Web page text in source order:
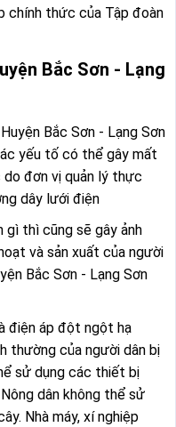
chính thức của Tập đoàn
Bắc Sơn - Lạng
Bắc Sơn - Lạng Sơn
yếu tố có thể gây mất
do đơn vị quản lý thực
dây lưới điện
gì thì cũng sẽ gây ảnh
và sản xuất của người
Bắc Sơn - Lạng Sơn
điện áp đột ngột hạ
thường của người dân bị
sử dụng các thiết bị
dân không thể sử
Nhà máy, xí nghiệp